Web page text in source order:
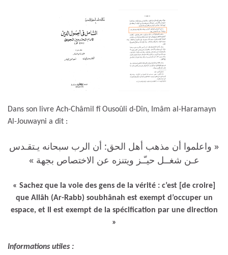
Dans son livre Ach-Châmil fî Ousoûli d-Dîn, Imâm al-Haramayn
Al-Jouwayni a dit :
« واعلموا أن مذهب أهل الحق: أن الرب سبحانه يـتقـدس
عـن شغــل حيـّـز ويتنزه عن الاختصاص بجهة »
« Sachez que la voie des gens de la vérité : c’est [de croire]
que Allâh (Ar-Rabb) soubhânah est exempt d’occuper un
espace, et Il est exempt de la spécification par une direction
»
Informations utiles :